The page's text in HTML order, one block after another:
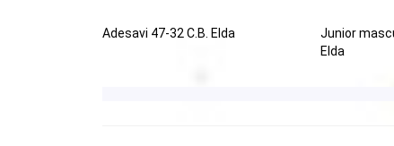
Adesavi 47-32 C.B. Elda
Junior
Elda